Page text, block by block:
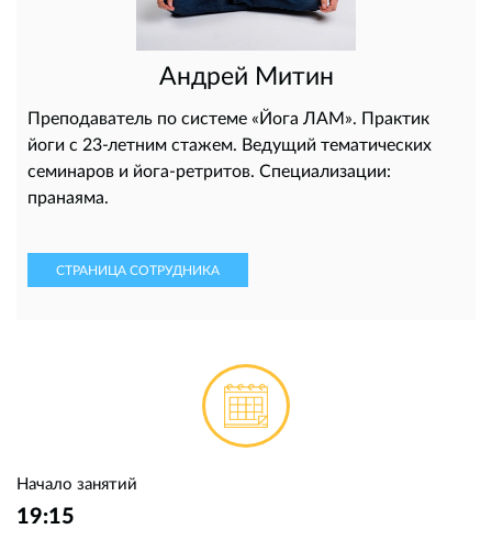
Андрей Митин
Преподаватель по системе «Йога ЛАМ». Практик
йоги с 23-летним стажем. Ведущий тематических
семинаров и йога-ретритов. Специализации:
пранаяма.
СТРАНИЦА СОТРУДНИКА
Начало занятий
19:15